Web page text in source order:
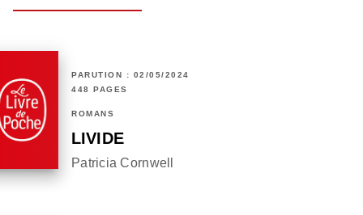
PARUTION : 02/05/2024
448 PAGES
ROMANS
LIVIDE
Patricia Cornwell